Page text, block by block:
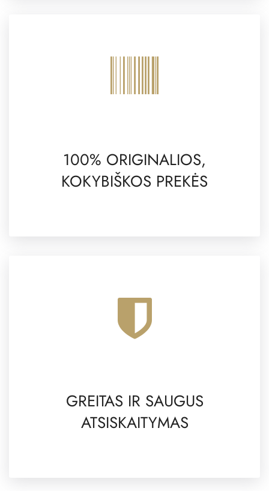
100% ORIGINALIOS,
KOKYBIŠKOS PREKĖS
GREITAS IR SAUGUS
ATSISKAITYMAS